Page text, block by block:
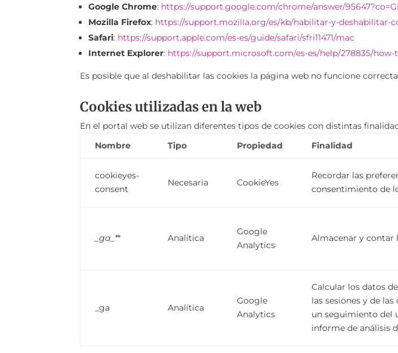
Google Chrome: https://support.google.com/chrome/answer/
Mozilla Firefox: https://support.mozilla.org/es/kb/habilitar-y-deshabilitar-
Safari: https://support.apple.com/es-es/guide/safari/sfri11471/mac
Internet Explorer: https://support.microsoft.com/es-es/help/278835/
Es posible que al deshabilitar las cookies la página web no funcione
Cookies utilizadas en la web
En el portal web se utilizan diferentes tipos de cookies con distintas
Nombre
Tipo Propiedad Finalidad
cookieyes-
consent
Necesaria CookieYes
Recordar las
consentimiento de
_ga_** Analítica
Google
Analytics
Almacenar y contar
_ga Analítica
Google
Analytics
Calcular los datos
las sesiones y de
un seguimiento del
informe de análisis